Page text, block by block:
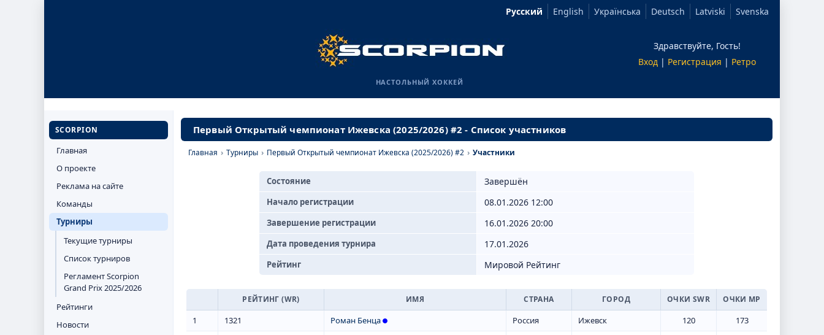
Русский English Українська Deutsch Latviski Svenska
Здравствуйте, Гость!
Вход | Регистрация | Ретро
НАСТОЛЬНЫЙ ХОККЕЙ
SCORPION
Главная
О проекте
Реклама на сайте
Команды
Турниры
Текущие турниры
Список турниров
Регламент Scorpion
Grand Prix 2025/2026
Рейтинги
Новости
Первый Открытый чемпионат Ижевска (2025/2026) #2 - Список участников
Главная › Турниры › Первый Открытый чемпионат Ижевска (2025/2026) #2 › Участники
Состояние Завершён
Начало регистрации 08.01.2026 12:00
Завершение регистрации 16.01.2026 20:00
Дата проведения турнира 17.01.2026
Рейтинг Мировой Рейтинг
РЕЙТИНГ (WR) ИМЯ СТРАНА ГОРОД ОЧКИ SWR ОЧКИ МР
1 1321 Роман Бенца Россия Ижевск 120
173